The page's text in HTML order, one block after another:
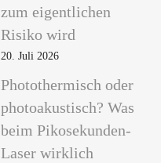
zum eigentlichen
Risiko wird
20. Juli 2026
Photothermisch oder
photoakustisch? Was
beim Pikosekunden-
Laser wirklich